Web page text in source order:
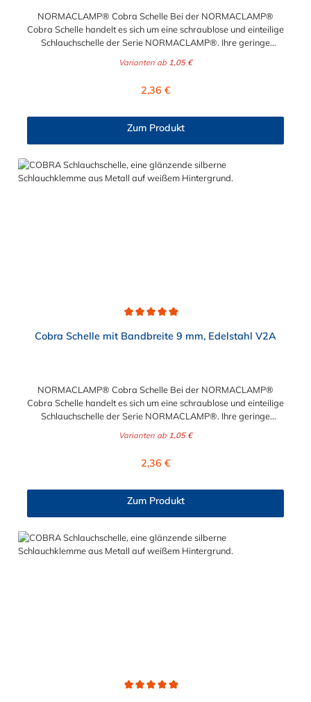
NORMACLAMP® Cobra Schelle Bei der NORMACLAMP®
Cobra Schelle handelt es sich um eine schraublose und einteilige
Schlauchschelle der Serie NORMACLAMP®. Ihre geringe
fachgerechte Montage auch auf engstem Raum. Die Montage
Spannzange durchgeführt. Ein Öffnen der NORMACLAMP®
möglich. Die unterschiedliche Farbkennzeichnung entsprechend
der Nenndurchmesser, gewährleistet eine sichere optische
Unterscheidung der NORMACLAMP® Cobra Schelle. Der
Spannbereich der Schlauchschelle liegt zwischen 31 mm und
77 mm.
Varianten ab 1,05 €
Regulärer Preis:
2,36 €
Zum Produkt
Cobra Schelle mit Bandbreite 9 mm, Edelstahl V2A
NORMACLAMP® Cobra Schelle Bei der NORMACLAMP®
Cobra Schelle handelt es sich um eine schraublose und einteilige
Schlauchschelle der Serie NORMACLAMP®. Ihre geringe
fachgerechte Montage auch auf engstem Raum. Die Montage
Spannzange durchgeführt. Ein Öffnen der NORMACLAMP®
möglich. Die unterschiedliche Farbkennzeichnung entsprechend
Spannbereich der Schlauchschelle liegt zwischen 31 mm und
77 mm.
Varianten ab 1,05 €
Regulärer Preis:
2,36 €
Zum Produkt